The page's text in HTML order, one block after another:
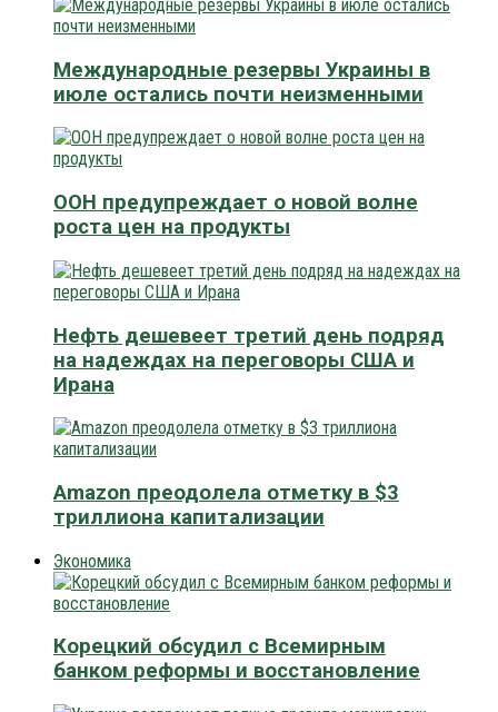
Международные резервы Украины в
июле остались почти неизменными
ООН предупреждает о новой волне
роста цен на продукты
Нефть дешевеет третий день подряд
на надеждах на переговоры США и
Ирана
Amazon преодолела отметку в $3
триллиона капитализации
Экономика
Корецкий обсудил с Всемирным
банком реформы и восстановление